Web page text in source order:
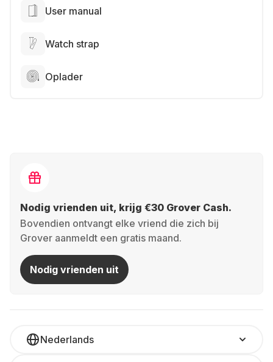
User manual
Watch strap
Oplader
Nodig vrienden uit, krijg €30 Grover Cash.
Bovendien ontvangt elke vriend die zich bij
Grover aanmeldt een gratis maand.
Nodig vrienden uit
Nederlands